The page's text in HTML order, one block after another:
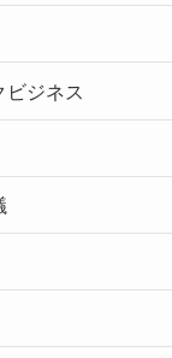
ビジネス